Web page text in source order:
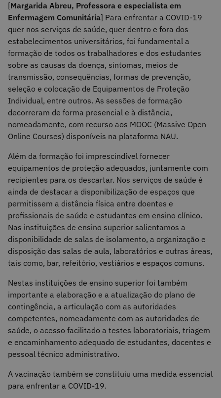
[Margarida Abreu, Professora e especialista em
Enfermagem Comunitária] Para enfrentar a COVID-19
quer nos serviços de saúde, quer dentro e fora dos
estabelecimentos universitários, foi fundamental a
formação de todos os trabalhadores e dos estudantes
sobre as causas da doença, sintomas, meios de
transmissão, consequências, formas de prevenção,
seleção e colocação de Equipamentos de Proteção
Individual, entre outros. As sessões de formação
decorreram de forma presencial e à distância,
nomeadamente, com recurso aos MOOC (Massive Open
Online Courses) disponíveis na plataforma NAU.
Além da formação foi imprescindível fornecer
equipamentos de proteção adequados, juntamente com
recipientes para os descartar. Nos serviços de saúde é
ainda de destacar a disponibilização de espaços que
permitissem a distância física entre doentes e
profissionais de saúde e estudantes em ensino clínico.
Nas instituições de ensino superior salientamos a
disponibilidade de salas de isolamento, a organização e
disposição das salas de aula, laboratórios e outras áreas,
tais como, bar, refeitório, vestiários e espaços comuns.
Nestas instituições de ensino superior foi também
importante a elaboração e a atualização do plano de
contingência, a articulação com as autoridades
competentes, nomeadamente com as autoridades de
saúde, o acesso facilitado a testes laboratoriais, triagem
e encaminhamento adequado de estudantes, docentes e
pessoal técnico administrativo.
A vacinação também se constituiu uma medida essencial
para enfrentar a COVID-19.